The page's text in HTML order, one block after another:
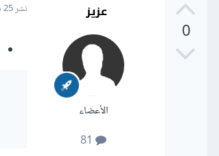
0
عزيز
الأعضاء
نشر25 سبتمبر 2015